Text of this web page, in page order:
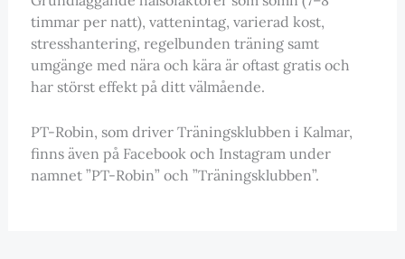
timmar per natt), vattenintag, varierad kost,
stresshantering, regelbunden träning samt
umgänge med nära och kära är oftast gratis och
har störst effekt på ditt välmående.
PT-Robin, som driver Träningsklubben i Kalmar,
finns även på Facebook och Instagram under
namnet ”PT-Robin” och ”Träningsklubben”.